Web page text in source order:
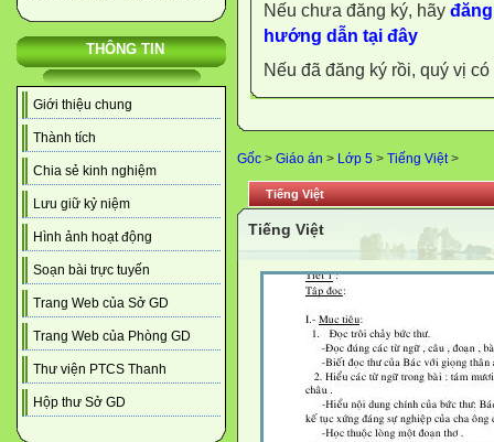
THÔNG TIN
Giới thiệu chung
Thành tích
Chia sẻ kinh nghiệm
Lưu giữ kỷ niệm
Hình ảnh hoạt động
Soạn bài trực tuyến
Trang Web của Sở GD
Trang Web của Phòng GD
Thư viện PTCS Thanh
Hộp thư Sở GD
Nếu chưa đăng ký, hãy
hướng dẫn tại đây
Nếu đã đăng ký rồi, quý vị
Gốc > Giáo án > Lớp 5 > Tiếng Việt>
Tiếng Việt
Tiếng Việt